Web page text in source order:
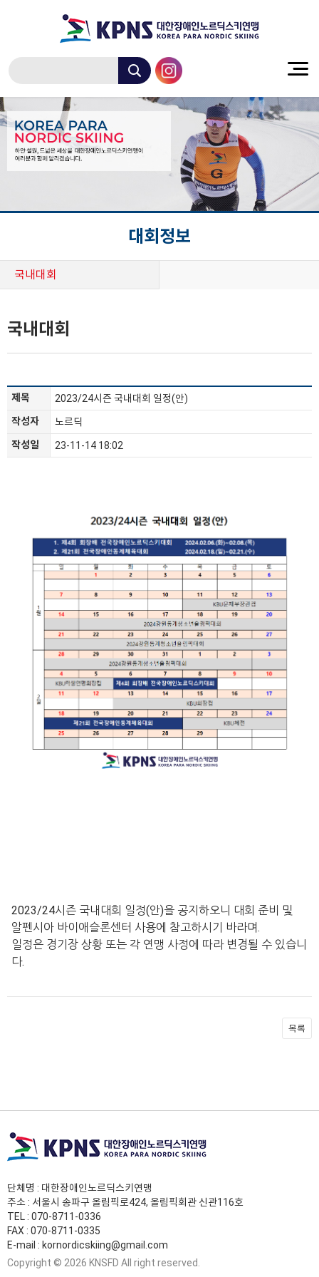
대회정보
국내대회
국내대회
제목
2023/24시즌 국내대회 일정(안)
작성자
노르딕
작성일
23-11-14 18:02
2023/24시즌 국내대회 일정(안)을 공지하오니 대회 준비 및
알펜시아 바이애슬론센터 사용에 참고하시기 바라며.
일정은 경기장 상황 또는 각 연맹 사정에 따라 변경될 수 있습니
다.
목록
단체명 : 대한장애인노르딕스키연맹
주소 : 서울시 송파구 올림픽로424, 올림픽회관 신관116호
TEL : 070-8711-0336
FAX : 070-8711-0335
E-mail : kornordicskiing@gmail.com
Copyright © 2026 KNSFD All right reserved.